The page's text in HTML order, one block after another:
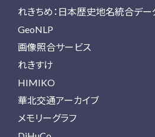
れきちめ：日本歴史地名統合デー
GeoNLP
画像照合サービス
れきすけ
HIMIKO
華北交通アーカイブ
メモリーグラフ